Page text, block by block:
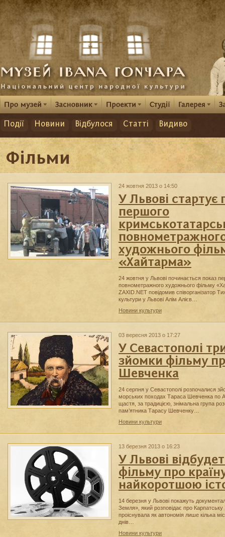
Події Новини Відбулося Статті Видиво
Фільми
24 жовтня 2013 о 14:50
У Львові стартує
першого
художнього
«Хайтарма»
24 жовтня у Львові починається показ
повнометражного художнього фільму
ZAXID.NET повідомив співорганізатор
культури у Львові Алім Алієв…
Новини культури
03 вересня 2013 о 17:27
У Севастополі
зйомки фільму
Шевченка
24 серпня у Севастополі розпочалися
морських походах Тараса Шевченка по
щастя, за традицією, знімальна група
пам’ятника Тарасу Шевченку…
Новини культури
13 березня 2013 о 16:23
У Львові
фільму про
найкоротшою
14 березня у Львові покажуть
Земля», який розповідає про
проіснувала як автономія лише кілька
днів…
Новини культури